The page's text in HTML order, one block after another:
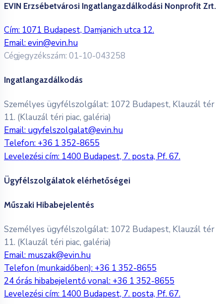
EVIN Erzsébetvárosi Ingatlangazdálkodási Nonprofit Zrt.
Cím: 1071 Budapest, Damjanich utca 12.
Email:evin@evin.hu
Cégjegyzékszám: 01-10-043258
Ingatlangazdálkodás
Személyes ügyfélszolgálat: 1072 Budapest, Klauzál tér
11. (Klauzál téri piac, galéria)
Email: ugyfelszolgalat@evin.hu
Telefon: +36 1 352-8655
Levelezési cím: 1400 Budapest, 7. posta, Pf. 67.
Ügyfélszolgálatok elérhetőségei
Műszaki Hibabejelentés
Személyes ügyfélszolgálat: 1072 Budapest, Klauzál tér
11. (Klauzál téri piac, galéria)
Email: muszak@evin.hu
Telefon (munkaidőben): +36 1 352-8655
24 órás hibabejelentő vonal: +36 1 352-8655
Levelezési cím: 1400 Budapest, 7. posta, Pf. 67.